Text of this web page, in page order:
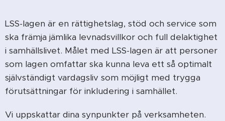
LSS-lagen är en rättighetslag, stöd och service som
ska främja jämlika levnadsvillkor och full delaktighet
i samhällslivet. Målet med LSS-lagen är att personer
som lagen omfattar ska kunna leva ett så optimalt
självständigt vardagsliv som möjligt med trygga
förutsättningar för inkludering i samhället.
Vi uppskattar dina synpunkter på verksamheten.